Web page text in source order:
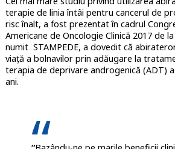
terapie de linia întâi pentru cancerul de
risc înalt, a fost prezentat în cadrul
Americane de Oncologie Clinică 2017 de
numit STAMPEDE, a dovedit că
viață a bolnavilor prin adăugare la
terapia de deprivare androgenică (ADT)
ani.